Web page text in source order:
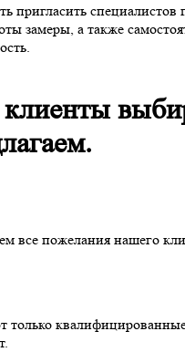
пригласить
замеры, а также
все пожелания нашего